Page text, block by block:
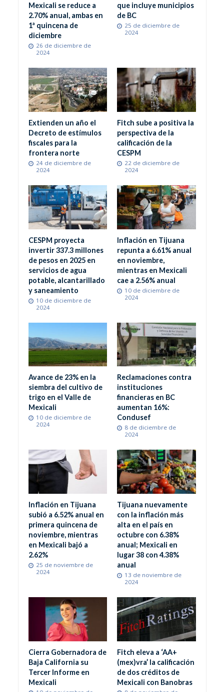
Mexicali se reduce a
2.70% anual, ambas en
1ª quincena de
diciembre
26 de diciembre de
2024
que incluye municipios
de BC
25 de diciembre de
2024
Extienden un año el
Decreto de estímulos
fiscales para la
frontera norte
24 de diciembre de
2024
Fitch sube a positiva la
perspectiva de la
calificación de la
CESPM
22 de diciembre de
2024
CESPM proyecta
invertir 337.3 millones
de pesos en 2025 en
servicios de agua
potable, alcantarillado
y saneamiento
10 de diciembre de
2024
Inflación en Tijuana
repunta a 6.61% anual
en noviembre,
mientras en Mexicali
cae a 2.56% anual
10 de diciembre de
2024
Avance de 23% en la
siembra del cultivo de
trigo en el Valle de
Mexicali
10 de diciembre de
2024
Reclamaciones contra
instituciones
financieras en BC
aumentan 16%:
Condusef
8 de diciembre de
2024
Inflación en Tijuana
subió a 6.52% anual en
primera quincena de
noviembre, mientras
en Mexicali bajó a
2.62%
25 de noviembre de
2024
Tijuana nuevamente
con la inflación más
alta en el país en
octubre con 6.38%
anual; Mexicali en
lugar 38 con 4.38%
anual
13 de noviembre de
2024
Cierra Gobernadora de
Baja California su
Tercer Informe en
Mexicali
Fitch eleva a ‘AA+
(mex)vra’ la calificación
de dos créditos de
Mexicali con Banobras